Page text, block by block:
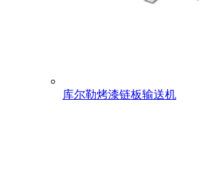
库尔勒烤漆链板输送机